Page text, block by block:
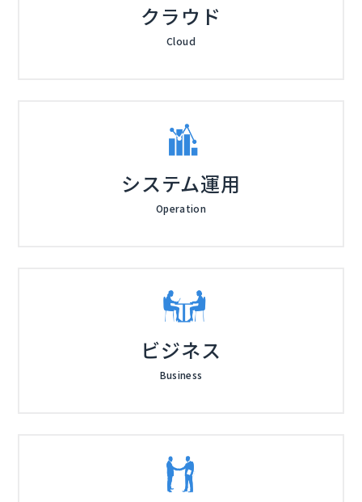
クラウド
Cloud
システム運用
Operation
ビジネス
Business